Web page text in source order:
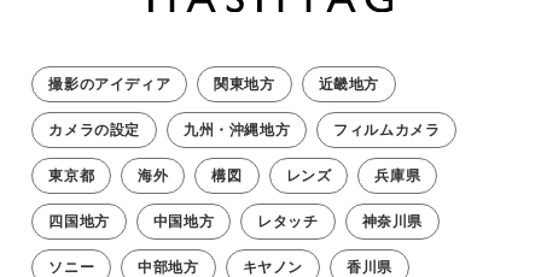
撮影のアイディア 関東地方 近畿地方
カメラの設定 九州・沖縄地方 フィルムカメラ
東京都 海外 構図 レンズ 兵庫県
四国地方 中国地方 レタッチ 神奈川県
ソニー 中部地方 キヤノン 香川県